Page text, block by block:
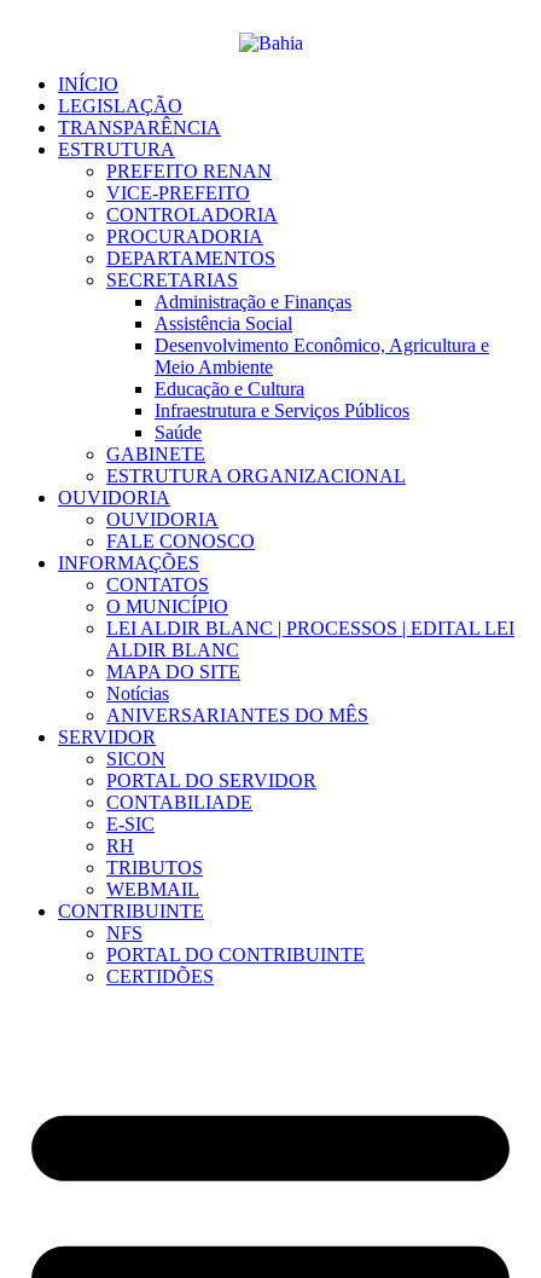
conteúdoINÍCIO
LEGISLAÇÃO
TRANSPARÊNCIA
ESTRUTURA
PREFEITO RENAN
VICE-PREFEITO
CONTROLADORIA
PROCURADORIA
DEPARTAMENTOS
SECRETARIAS
Administração e Finanças
Assistência Social
Desenvolvimento Econômico, Agricultura e
Meio Ambiente
Educação e Cultura
Infraestrutura e Serviços Públicos
Saúde
GABINETE
ESTRUTURA ORGANIZACIONAL
OUVIDORIA
OUVIDORIA
FALE CONOSCO
INFORMAÇÕES
CONTATOS
O MUNICÍPIO
LEI ALDIR BLANC | PROCESSOS | EDITAL LEI
ALDIR BLANC
MAPA DO SITE
Notícias
ANIVERSARIANTES DO MÊS
SERVIDOR
SICON
PORTAL DO SERVIDOR
CONTABILIADE
E-SIC
RH
TRIBUTOS
WEBMAIL
CONTRIBUINTE
NFS
PORTAL DO CONTRIBUINTE
CERTIDÕES